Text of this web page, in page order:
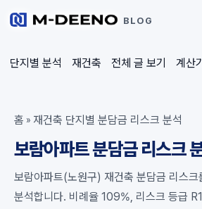
BLOG
단지별 분석 재건축 전체 글 보기 계산
홈 » 재건축 단지별 분담금 리스크 분석
보람아파트 분담금 리스크
보람아파트(노원구) 재건축 분담금 리스크
분석합니다. 비례율 109%, 리스크 등급